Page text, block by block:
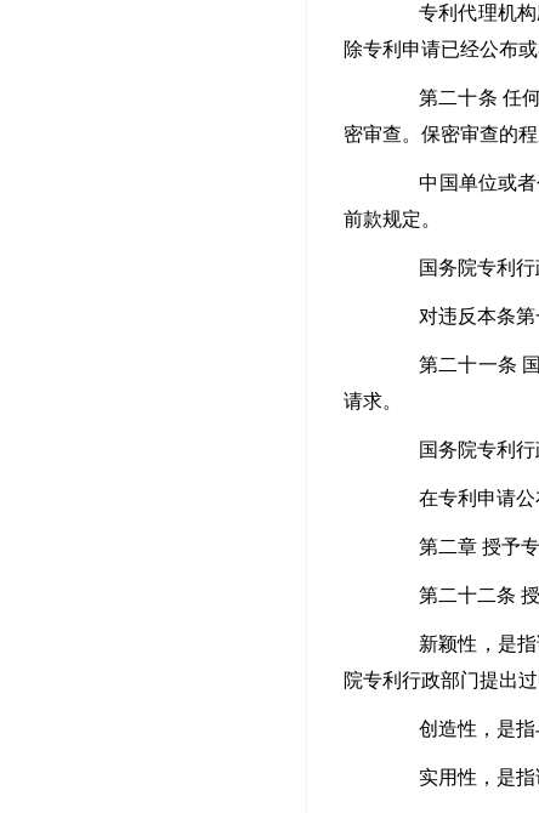
专利代理机构应
除专利申请已经公布
第二十条 任何
密审查。保密审查的
中国单位或者个
前款规定。
国务院专利行政
对违反本条第一
第二十一条 国
请求。
国务院专利行政
在专利申请公布
第二章 授予专
第二十二条 授
新颖性，是指该
院专利行政部门提出
创造性，是指与
实用性，是指该